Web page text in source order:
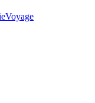
Voyage